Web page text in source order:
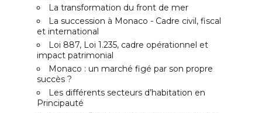
La transformation du front de mer
La succession à Monaco - Cadre civil, fiscal
et international
Loi 887, Loi 1.235, cadre opérationnel et
impact patrimonial
Monaco : un marché figé par son propre
succès ?
Les différents secteurs d’habitation en
Principauté